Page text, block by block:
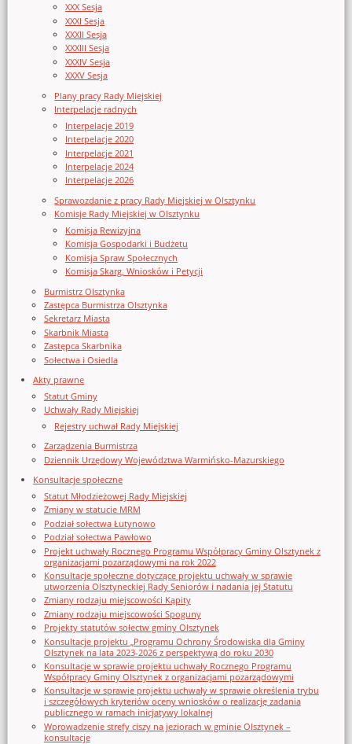
XXX Sesja
XXXI Sesja
XXXII Sesja
XXXIII Sesja
XXXIV Sesja
XXXV Sesja
Plany pracy Rady Miejskiej
Interpelacje radnych
Interpelacje 2019
Interpelacje 2020
Interpelacje 2021
Interpelacje 2024
Interpelacje 2026
Sprawozdanie z pracy Rady Miejskiej w Olsztynku
Komisje Rady Miejskiej w Olsztynku
Komisja Rewizyjna
Komisja Gospodarki i Budżetu
Komisja Spraw Społecznych
Komisja Skarg, Wniosków i Petycji
Burmistrz Olsztynka
Zastępca Burmistrza Olsztynka
Sekretarz Miasta
Skarbnik Miasta
Zastępca Skarbnika
Sołectwa i Osiedla
Akty prawne
Statut Gminy
Uchwały Rady Miejskiej
Rejestry uchwał Rady Miejskiej
Zarządzenia Burmistrza
Dziennik Urzędowy Województwa Warmińsko-Mazurskiego
Konsultacje społeczne
Statut Młodzieżowej Rady Miejskiej
Zmiany w statucie MRM
Podział sołectwa Łutynowo
Podział sołectwa Pawłowo
Projekt uchwały Rocznego Programu Współpracy Gminy Olsztynek z
organizacjami pozarządowymi na rok 2022
Konsultacje społeczne dotyczące projektu uchwały w sprawie
utworzenia Olsztyneckiej Rady Seniorów i nadania jej Statutu
Zmiany rodzaju miejscowości Kąpity
Zmiany rodzaju miejscowości Spoguny
Projekty statutów sołectw gminy Olsztynek
Konsultacje projektu „Programu Ochrony Środowiska dla Gminy
Olsztynek na lata 2023-2026 z perspektywą do roku 2030
Konsultacje w sprawie projektu uchwały Rocznego Programu
Współpracy Gminy Olsztynek z organizacjami pozarządowymi
Konsultacje w sprawie projektu uchwały w sprawie określenia trybu
i szczegółowych kryteriów oceny wniosków o realizację zadania
publicznego w ramach inicjatywy lokalnej
Wprowadzenie strefy ciszy na jeziorach w gminie Olsztynek –
konsultacje